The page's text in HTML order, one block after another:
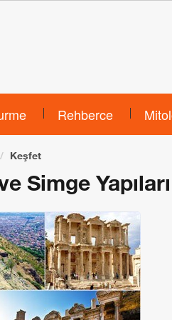
Rehberce
Keşfet
Simge Yapıları